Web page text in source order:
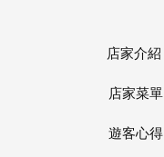
店家介紹
店家菜單
遊客心得